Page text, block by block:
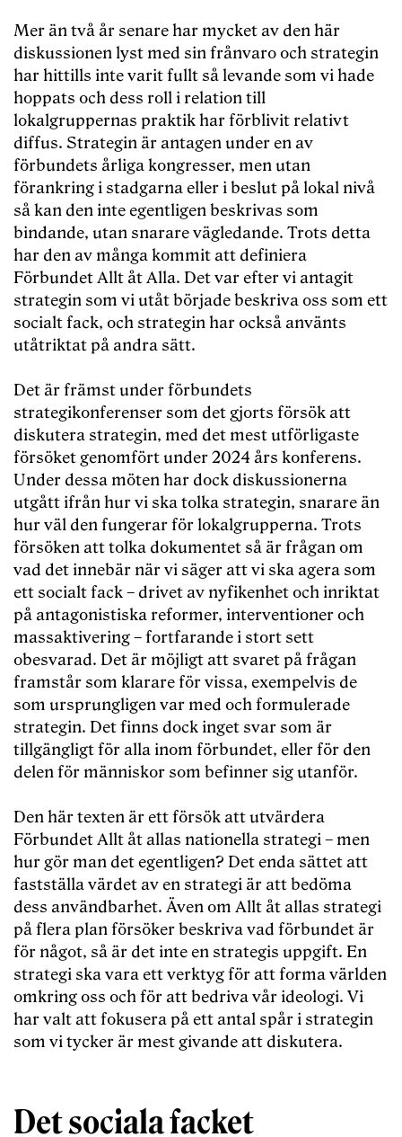
Mer än två år senare har mycket av den här
diskussionen lyst med sin frånvaro och strategin
har hittills inte varit fullt så levande som vi hade
hoppats och dess roll i relation till
lokalgruppernas praktik har förblivit relativt
diffus. Strategin är antagen under en av
förbundets årliga kongresser, men utan
förankring i stadgarna eller i beslut på lokal nivå
så kan den inte egentligen beskrivas som
bindande, utan snarare vägledande. Trots detta
har den av många kommit att definiera
Förbundet Allt åt Alla. Det var efter vi antagit
strategin som vi utåt började beskriva oss som ett
socialt fack, och strategin har också använts
utåtriktat på andra sätt.
Det är främst under förbundets
strategikonferenser som det gjorts försök att
diskutera strategin, med det mest utförligaste
försöket genomfört under 2024 års konferens.
Under dessa möten har dock diskussionerna
utgått ifrån hur vi ska tolka strategin, snarare än
hur väl den fungerar för lokalgrupperna. Trots
försöken att tolka dokumentet så är frågan om
vad det innebär när vi säger att vi ska agera som
ett socialt fack – drivet av nyfikenhet och inriktat
på antagonistiska reformer, interventioner och
massaktivering – fortfarande i stort sett
obesvarad. Det är möjligt att svaret på frågan
framstår som klarare för vissa, exempelvis de
som ursprungligen var med och formulerade
strategin. Det finns dock inget svar som är
tillgängligt för alla inom förbundet, eller för den
delen för människor som befinner sig utanför.
Den här texten är ett försök att utvärdera
Förbundet Allt åt allas nationella strategi – men
hur gör man det egentligen? Det enda sättet att
fastställa värdet av en strategi är att bedöma
dess användbarhet. Även om Allt åt allas strategi
på flera plan försöker beskriva vad förbundet är
för något, så är det inte en strategis uppgift. En
strategi ska vara ett verktyg för att forma världen
omkring oss och för att bedriva vår ideologi. Vi
har valt att fokusera på ett antal spår i strategin
som vi tycker är mest givande att diskutera.
Det sociala facket